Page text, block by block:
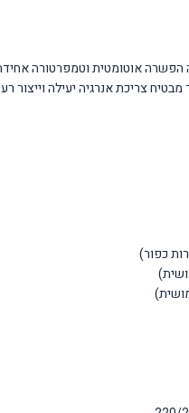
אנרגיה יעילה וייצור רעש נמוך של